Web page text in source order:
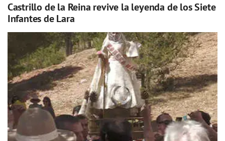
Castrillo de la Reina revive la leyenda de los Siete
Infantes de Lara